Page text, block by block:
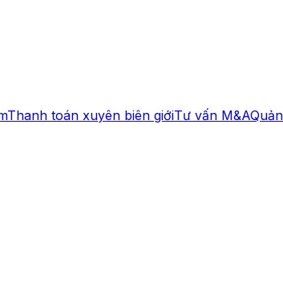
Thanh toán xuyên biên giớiTư vấn M&A